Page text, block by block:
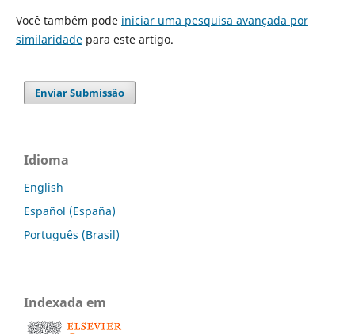
Você também pode iniciar uma pesquisa avançada por
similaridadepara este artigo.
Enviar Submissão
Idioma
English
Español (España)
Português (Brasil)
Indexada em